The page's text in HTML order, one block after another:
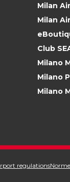
Milan
Milan
Club
Milano
Milano
Milano
regulations